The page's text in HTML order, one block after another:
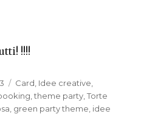
!!!!
Categorie
Card Idee creative
,theme party ,Torte
green party theme idee